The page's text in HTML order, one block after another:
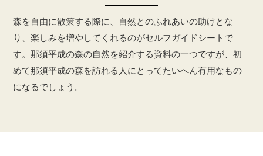
森を自由に散策する際に、自然とのふれあいの助けとな
り、楽しみを増やしてくれるのがセルフガイドシートで
す。那須平成の森の自然を紹介する資料の一つですが、初
めて那須平成の森を訪れる人にとってたいへん有用なもの
になるでしょう。